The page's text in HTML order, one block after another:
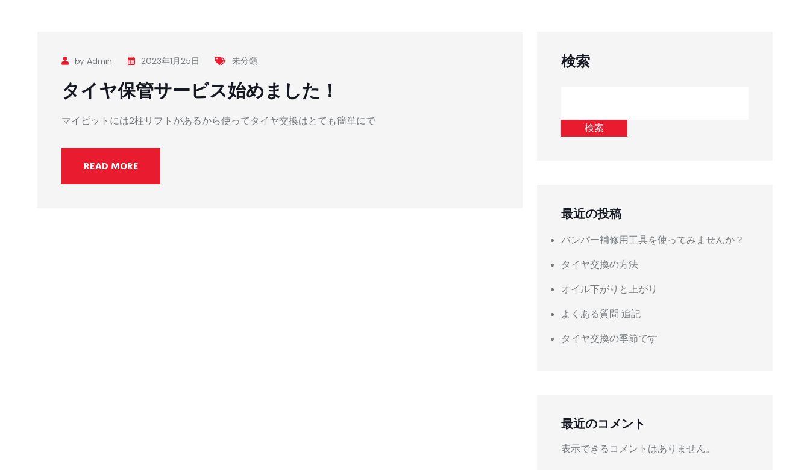
by Admin 2023年1月25日 未分類
タイヤ保管サービス始めました！
マイピットには2柱リフトがあるから使ってタイヤ交換はとても簡単にで
READ MORE
検索
検索
最近の投稿
バンパー補修用工具を使ってみませんか？
タイヤ交換の方法
オイル下がりと上がり
よくある質問 追記
タイヤ交換の季節です
最近のコメント
表示できるコメントはありません。